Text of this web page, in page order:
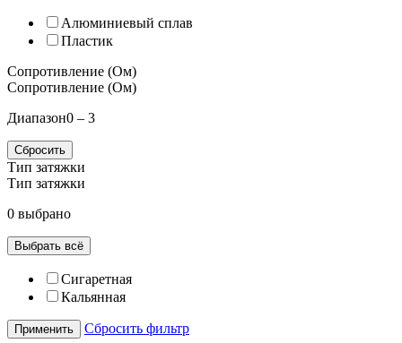
Алюминиевый сплав
Пластик
Сопротивление (Ом)
Сопротивление (Ом)
Диапазон0 – 3
Сбросить
Тип затяжки
Тип затяжки
0 выбрано
Выбрать всё
Сигаретная
Кальянная
Применить Сбросить фильтр